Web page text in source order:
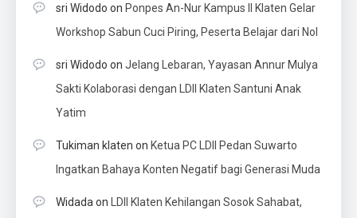
sri Widodo on Ponpes An-Nur Kampus II Klaten Gelar
Workshop Sabun Cuci Piring, Peserta Belajar dari Nol
sri Widodo on Jelang Lebaran, Yayasan Annur Mulya
Sakti Kolaborasi dengan LDII Klaten Santuni Anak
Yatim
Tukiman klaten on Ketua PC LDII Pedan Suwarto
Ingatkan Bahaya Konten Negatif bagi Generasi Muda
Widada on
LDII Klaten Kehilangan Sosok Sahabat,